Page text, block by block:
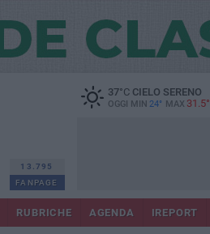
13.795
FANPAGE
37°CCIELO SERENO
OGGI MIN 24° MAX 31.5°
RUBRICHE AGENDA IREPORT